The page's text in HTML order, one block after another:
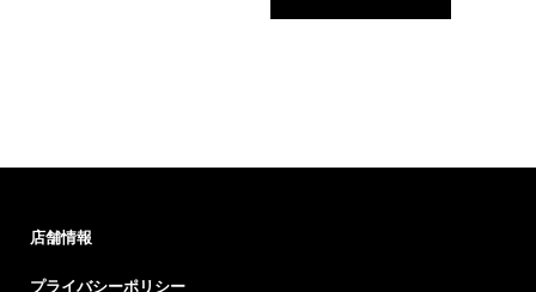
店舗情報
プライバシーポリシー